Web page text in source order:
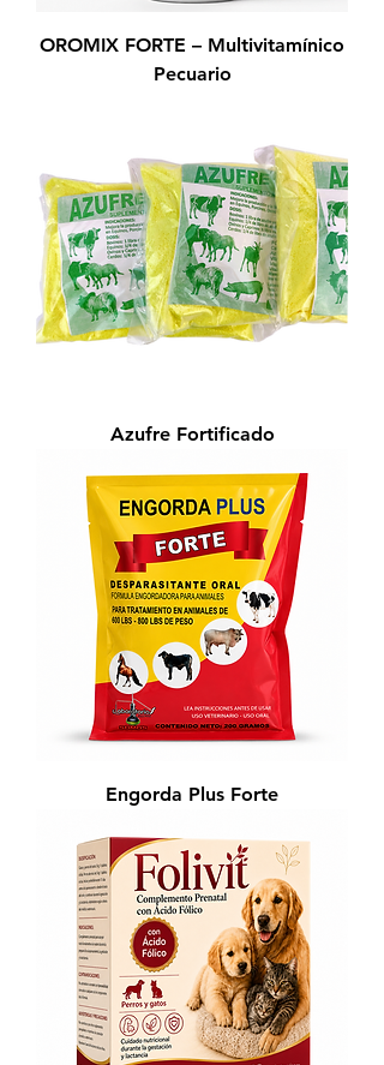
OROMIX FORTE – Multivitamínico
Pecuario
Azufre Fortificado
Engorda Plus Forte